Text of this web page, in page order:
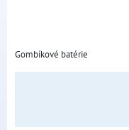
Gombíkové batérie